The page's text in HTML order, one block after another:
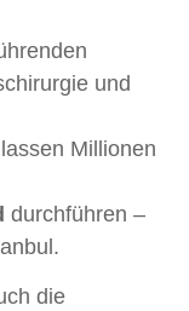
und
Millionen
durchführen –
die